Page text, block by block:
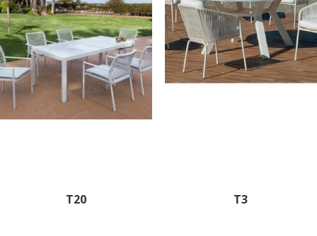
T20 T3